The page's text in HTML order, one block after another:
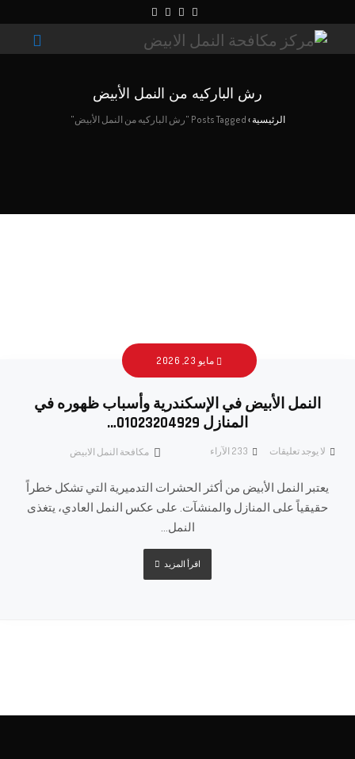
رش الباركيه من النمل الأبيض
الرئيسية› Posts Tagged "رش الباركيه من النمل الأبيض"
مايو 23, 2026
النمل الأبيض في الإسكندرية وأسباب ظهوره في
المنازل 01023204929…
مكافحة النمل الابيض لا يوجد تعليقات الآراء
يعتبر النمل الأبيض من أكثر الحشرات التدميرية التي تشكل خطراً
حقيقياً على المنازل والمنشآت. على عكس النمل العادي، يتغذى
النمل...
اقرأ المزيد